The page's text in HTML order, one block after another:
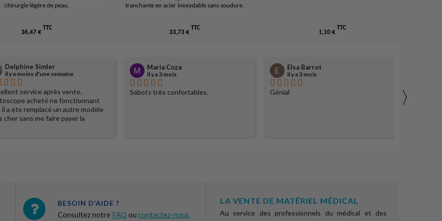
chirurgie légère de peau.
36,47 €
TTC
tranchante en acier inoxydable sans soudure.
33,73 €
TTC
1,10 €
TTC
Delphine Simler
il y a moins d'une semaine
service après vente.
acheté ne fonctionnant
il a ete remplacé un autre modèle
cher sans me faire payer la
Maria Coza
il y a 3 mois
Sabots très confortables.
Elsa Barrot
il y a 3 mois
Génial 〉
BESOIN D’AIDE ?
Consultez notre FAQ oucontactez-nous
LA VENTE DE MATÉRIEL MÉDICAL
Au service des professionnels du médical et des